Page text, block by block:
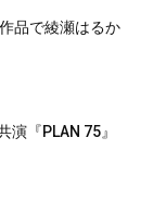
品で綾瀬はるか
『PLAN 75』